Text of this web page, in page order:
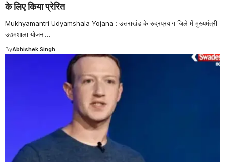
के लिए किया प्रेरित
Mukhyamantri Udyamshala Yojana : उत्तराखंड के रुद्रप्रयाग जिले में मुख्यमंत्री
उद्यमशाला योजना…
ByAbhishek Singh